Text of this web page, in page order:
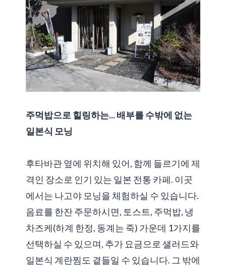
주먹밥으로 힐링하는... 배부를 수밖에 없는
일본식 모닝
후타바관 옆에 위치해 있어, 함께 들르기에 제
격인 장소로 인기 있는 일본 전통 카페. 이곳
에서는 나고야 모닝을 체험하실 수 있습니다.
음료를 한잔 주문하시면, 토스트, 주먹밥, 냉
차즈케(하계 한정, 동계는 죽) 가운데 1가지를
선택하실 수 있으며, 추가 요금으로 샐러드와
일본식 계란찜도 곁들일 수 있습니다. 그 밖에